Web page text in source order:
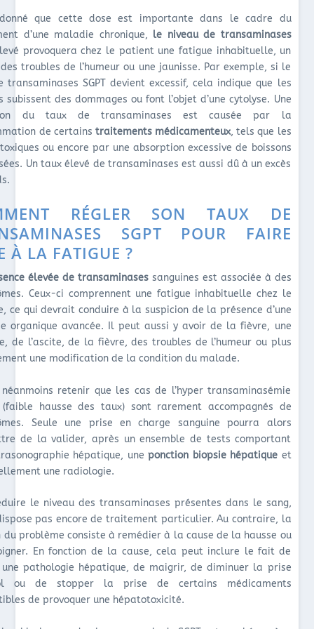
que cette dose est importante dans le cadre du
d’une maladie chronique, le niveau de transaminases
provoquera chez le patient une fatigue inhabituelle, un
troubles de l’humeur ou une jaunisse. Par exemple, si le
transaminases SGPT devient excessif, cela indique que les
subissent des dommages ou font l’objet d’une cytolyse. Une
du taux de transaminases est causée par la
de certains traitements médicamenteux, tels que les
ou encore par une absorption excessive de boissons
Un taux élevé de transaminases est aussi dû à un excès
RÉGLER SON TAUX DE
SGPT POUR FAIRE
À LA FATIGUE ?
élevée de transaminasessanguines est associée à des
Ceux-ci comprennent une fatigue inhabituelle chez le
ce qui devrait conduire à la suspicion de la présence d’une
organique avancée. Il peut aussi y avoir de la fièvre, une
de l’ascite, de la fièvre, des troubles de l’humeur ou plus
une modification de la condition du malade.
retenir que les cas de l’hyper transaminasémie
hausse des taux) sont rarement accompagnés de
Seule une prise en charge sanguine pourra alors
de la valider, après un ensemble de tests comportant
hépatique, uneponction biopsie hépatique et
une radiologie.
le niveau des transaminases présentes dans le sang,
pas encore de traitement particulier. Au contraire, la
du problème consiste à remédier à la cause de la hausse ou
En fonction de la cause, cela peut inclure le fait de
pathologie hépatique, de maigrir, de diminuer la prise
ou de stopper la prise de certains médicaments
de provoquer une hépatotoxicité.